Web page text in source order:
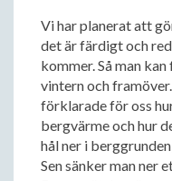
Vi har planerat att
det är färdigt och
kommer. Så man
vintern och
förklarade för oss
bergvärme och hur
hål ner i
Sen sänker man ner